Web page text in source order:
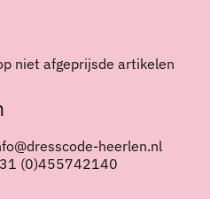
niet afgeprijsde artikelen
heerlen.nl
(0)455742140